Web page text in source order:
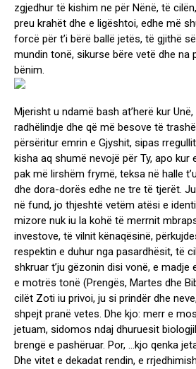
zgjedhur të kishim ne për Nënë, të
preu krahët dhe e ligështoi, edhe më
forcë për t’i bërë ballë jetës, të gjithë
mundin tonë, sikurse bëre vetë dhe na
bënim.
Mjerisht u ndamë bash at’herë kur
radhëlindje dhe që më besove të
përsëritur emrin e Gjyshit, sipas
kisha aq shumë nevojë për Ty, apo kur
pak më lirshëm frymë, teksa në halle
dhe dora-dorës edhe ne tre të tjerët.
në fund, jo thjeshtë vetëm atësi e
mizore nuk iu la kohë të merrnit
investove, të vilnit kënaqësinë,
respektin e duhur nga pasardhësit, të
shkruar t’ju gëzonin disi vonë, e madje
e motrës tonë (Prengës, Martes dhe
cilët Zoti iu privoi, ju si prindër dhe
shpejt pranë vetes. Dhe kjo: merr e
jetuam, sidomos ndaj dhuruesit
brengë e pashëruar. Por, …kjo qenka
Dhe vitet e dekadat rendin, e